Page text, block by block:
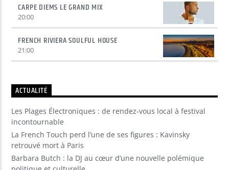
CARPE DIEMS LE GRAND MIX
20:00
FRENCH RIVIERA SOULFUL HOUSE
21:00
ACTUALITÉ
Les Plages Électroniques : de rendez-vous local à festival
incontournable
La French Touch perd l’une de ses figures : Kavinsky
retrouvé mort à Paris
Barbara Butch : la DJ au cœur d’une nouvelle polémique